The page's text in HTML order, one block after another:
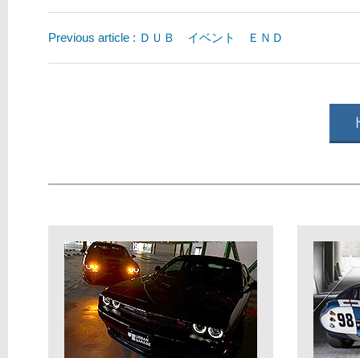
Previous article : ＤＵＢ イベント ＥＮＤ